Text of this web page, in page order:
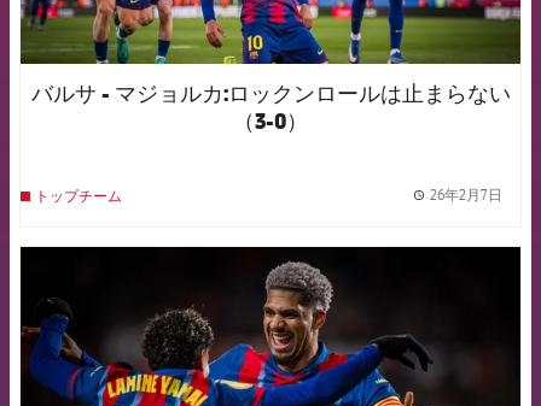
バルサ - マジョルカ:ロックンロールは止まらない
（3-0）
トップチーム 26年2月7日
FCB Barcelona badge